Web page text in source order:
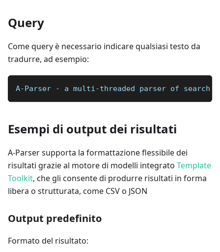
Query
Come query è necessario indicare qualsiasi testo da
tradurre, ad esempio:
A-Parser - a multi-threaded parser of search
Esempi di output dei risultati
A-Parser supporta la formattazione flessibile dei
risultati grazie al motore di modelli integrato Template
Toolkit, che gli consente di produrre risultati in forma
libera o strutturata, come CSV o JSON
Output predefinito
Formato del risultato: